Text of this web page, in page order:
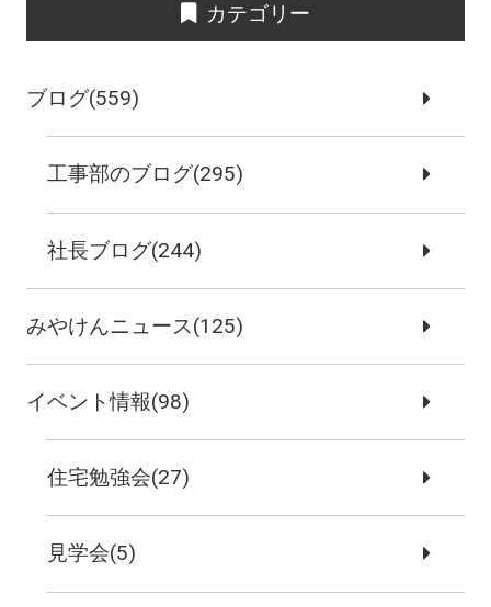
カテゴリー
ブログ(559)
工事部のブログ(295)
社長ブログ(244)
みやけんニュース(125)
イベント情報(98)
住宅勉強会(27)
見学会(5)